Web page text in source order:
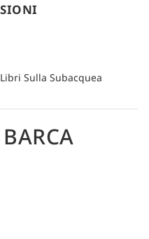
Sulla Subacquea